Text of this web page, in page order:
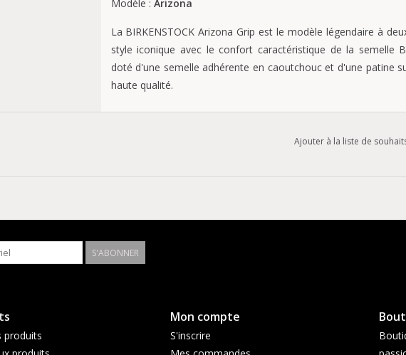
Modèle : Arizona
La BIRKENSTOCK Arizona Grip est le modèle légendaire à
style iconique avec le confort caractéristique de la semelle
doté d'une semelle adhérente en caoutchouc et d'une patine
haute qualité.
Fabriqué en Allemagne
Ajouter à la liste de
S'ABONNER
produits
Mon compte
S'inscrire